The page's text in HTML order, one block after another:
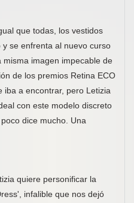
que todas, los vestidos
se enfrenta al nuevo curso
imagen impecable de
de los premios Retina ECO
iba a encontrar, pero Letizia
con este modelo discreto
dice mucho. Una
quiere personificar la
infalible que nos dejó